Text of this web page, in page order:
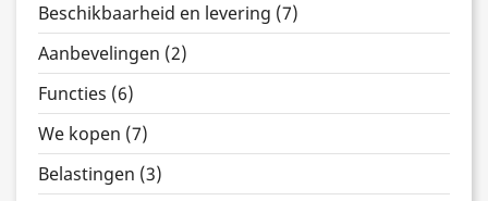
Beschikbaarheid en levering (7)
Aanbevelingen (2)
Functies (6)
We kopen (7)
Belastingen (3)